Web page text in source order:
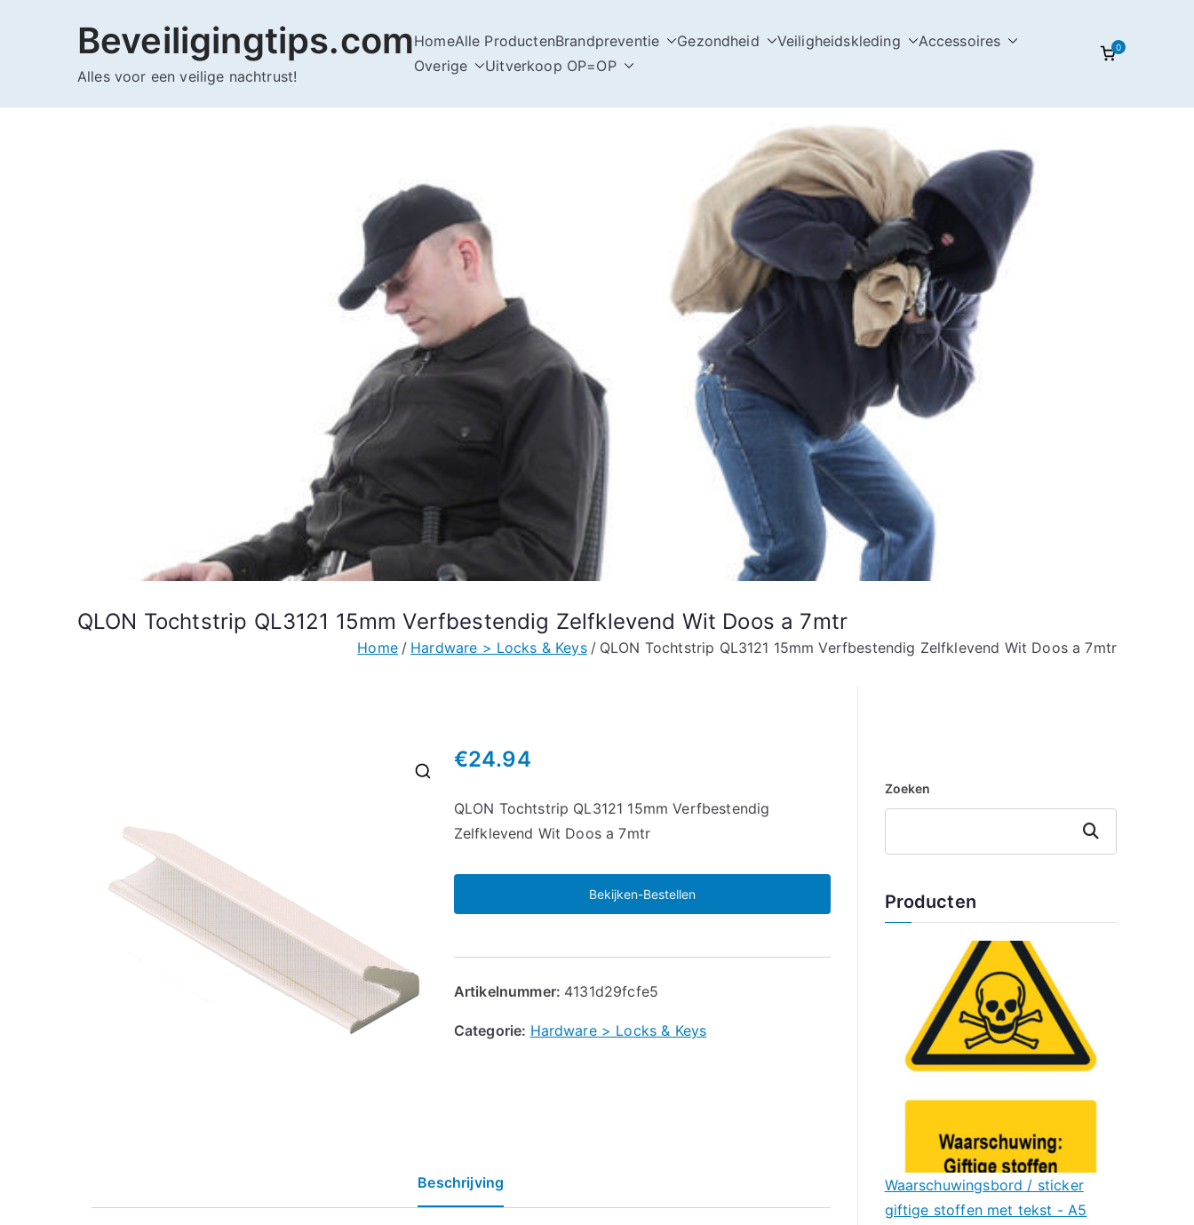
Beveiligingtips.com
Alles voor een veilige nachtrust!
HomeAlle ProductenBrandpreventie Gezondheid Veiligheidskleding
Accessoires
Overige
Uitverkoop OP=OP
0
QLON Tochtstrip QL3121 15mm Verfbestendig Zelfklevend Wit Doos a 7mtr
Home Hardware > Locks & Keys QLON Tochtstrip QL3121 15mm Verfbestendig Zelfklevend Wit Doos a 7mtr
€24.94
QLON Tochtstrip QL3121 15mm Verfbestendig
Zelfklevend Wit Doos a 7mtr
Bekijken-Bestellen
Artikelnummer: 4131d29fcfe5
Categorie: Hardware > Locks & Keys
Beschrijving
Zoeken
Zoeken
Producten
Waarschuwingsbord / sticker
giftige stoffen met tekst - A5